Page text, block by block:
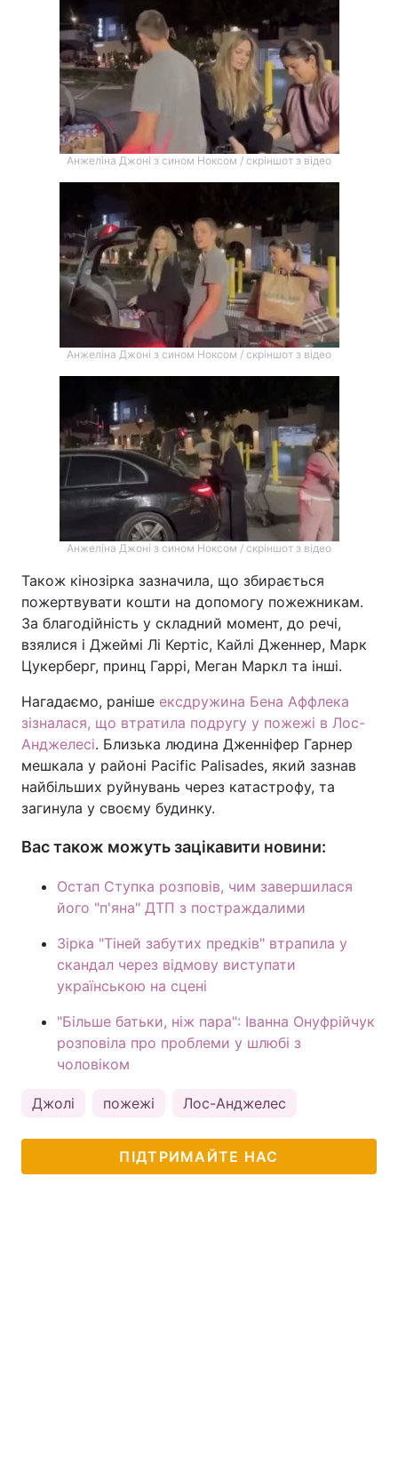
Анжеліна Джоні з сином Ноксом / скріншот з відео
Анжеліна Джоні з сином Ноксом / скріншот з відео
Анжеліна Джоні з сином Ноксом / скріншот з відео
Також кінозірка зазначила, що збирається
пожертвувати кошти на допомогу пожежникам.
За благодійність у складний момент, до речі,
взялися і Джеймі Лі Кертіс, Кайлі Дженнер, Марк
Цукерберг, принц Гаррі, Меган Маркл та інші.
Нагадаємо, раніше ексдружина Бена Аффлека
зізналася, що втратила подругу у пожежі в Лос-
Анджелесі. Близька людина Дженніфер Гарнер
мешкала у районі Pacific Palisades, який зазнав
найбільших руйнувань через катастрофу, та
загинула у своєму будинку.
Вас також можуть зацікавити новини:
Остап Ступка розповів, чим завершилася
його "п'яна" ДТП з постраждалими
Зірка "Тіней забутих предків" втрапила у
скандал через відмову виступати
українською на сцені
"Більше батьки, ніж пара": Іванна Онуфрійчук
розповіла про проблеми у шлюбі з
чоловіком
Джолі пожежі Лос-Анджелес
ПІДТРИМАЙТЕ НАС